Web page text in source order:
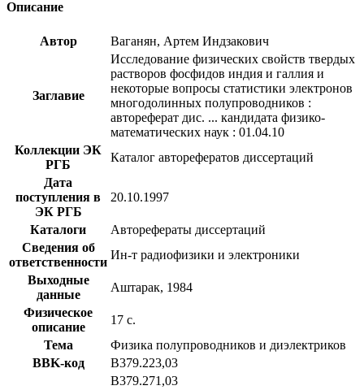
Описание
Автор Ваганян, Артем Индзакович
Заглавие
Исследование физических свойств твердых
растворов фосфидов индия и галлия и
некоторые вопросы статистики электронов
многодолинных полупроводников :
автореферат дис. ... кандидата физико-
математических наук : 01.04.10
Коллекции ЭК
РГБ
Каталог авторефератов диссертаций
Дата
поступления в
ЭК РГБ
20.10.1997
Каталоги
Авторефераты диссертаций
Сведения об
ответственности
Ин-т радиофизики и электроники
Выходные
данные
Аштарак, 1984
Физическое
описание
17 с.
Тема
Физика полупроводников и диэлектриков
BBK-код
В379.223,03
В379.271,03